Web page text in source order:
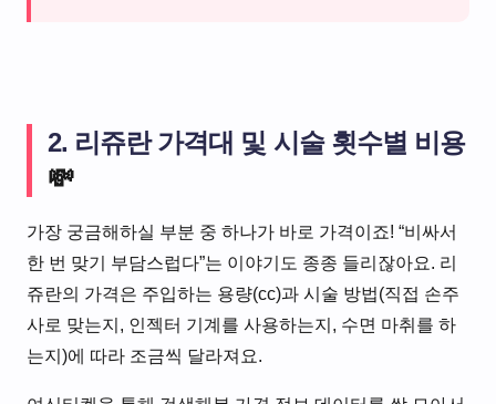
2. 리쥬란 가격대 및 시술 횟수별 비용
💸
가장 궁금해하실 부분 중 하나가 바로 가격이죠! “비싸서
한 번 맞기 부담스럽다”는 이야기도 종종 들리잖아요. 리
쥬란의 가격은 주입하는 용량(cc)과 시술 방법(직접 손주
사로 맞는지, 인젝터 기계를 사용하는지, 수면 마취를 하
는지)에 따라 조금씩 달라져요.